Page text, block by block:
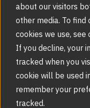
about our visitors
other media. To
cookies we use, see
If you decline, your
tracked when you
cookie will be used
remember your
tracked.
Touchless
BIM en
Service
Storing of
Verplicht
Inspiratie
Inspiratie |
Top 3
FAQ
Werking en
Over Ons
ENTREES
In een wereld
toenemende
vooruitgang,
wantrouwen, zijn